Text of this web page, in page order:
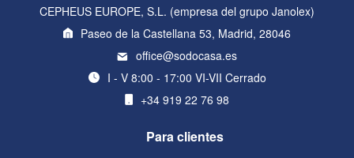
CEPHEUS EUROPE, S.L. (empresa del grupo Janolex)
Paseo de la Castellana 53, Madrid, 28046
office@sodocasa.es
I - V 8:00 - 17:00 VI-VII Cerrado
+34 919 22 76 98
Para clientes